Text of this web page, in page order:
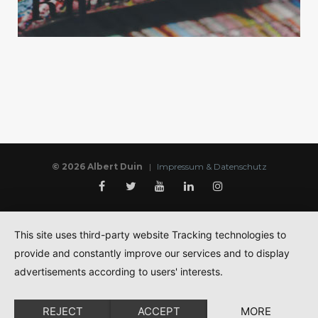
© 2026 Albert Duin | Impressum & Datenschutz
This site uses third-party website Tracking technologies to
provide and constantly improve our services and to display
advertisements according to users' interests.
REJECT ACCEPT MORE